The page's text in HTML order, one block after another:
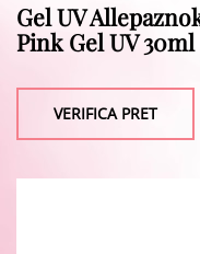
Gel UV
Pink Gel UV 30ml
VERIFICA PRET